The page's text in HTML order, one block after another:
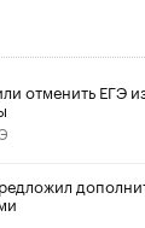
отменить ЕГЭ